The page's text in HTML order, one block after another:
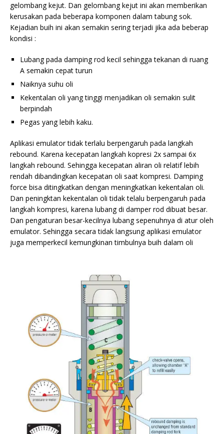
gelombang kejut. Dan gelombang kejut ini akan memberikan
kerusakan pada beberapa komponen dalam tabung sok.
Kejadian buih ini akan semakin sering terjadi jika ada beberap
kondisi :
Lubang pada damping rod kecil sehingga tekanan di ruang
A semakin cepat turun
Naiknya suhu oli
Kekentalan oli yang tinggi menjadikan oli semakin sulit
berpindah
Pegas yang lebih kaku.
Aplikasi emulator tidak terlalu berpengaruh pada langkah
rebound. Karena kecepatan langkah kopresi 2x sampai 6x
langkah rebound. Sehingga kecepatan aliran oli relatif lebih
rendah dibandingkan kecepatan oli saat kompresi. Damping
force bisa ditingkatkan dengan meningkatkan kekentalan oli.
Dan peningktan kekentalan oli tidak telalu berpengaruh pada
langkah kompresi, karena lubang di damper rod dibuat besar.
Dan pengaturan besar-kecilnya lubang sepenuhnya di atur oleh
emulator. Sehingga secara tidak langsung aplikasi emulator
juga memperkecil kemungkinan timbulnya buih dalam oli